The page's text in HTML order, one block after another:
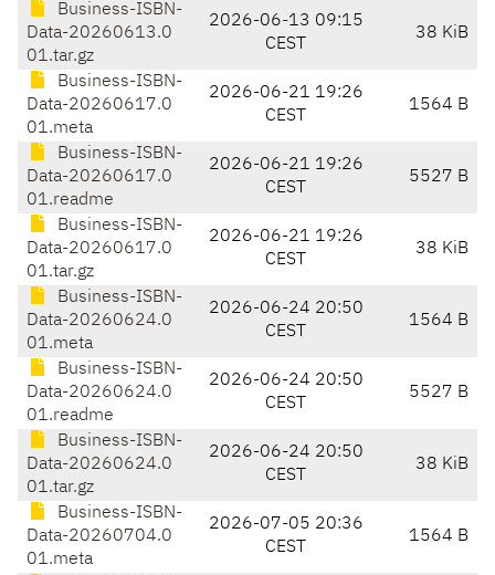
Business-ISBN-
Data-20260613.0
01.tar.gz
2026-06-13 09:15
CEST
38 KiB
Business-ISBN-
Data-20260617.0
01.meta
2026-06-21 19:26
CEST
1564 B
Business-ISBN-
Data-20260617.0
01.readme
2026-06-21 19:26
CEST
5527 B
Business-ISBN-
Data-20260617.0
01.tar.gz
2026-06-21 19:26
CEST
38 KiB
Business-ISBN-
Data-20260624.0
01.meta
2026-06-24 20:50
CEST
1564 B
Business-ISBN-
Data-20260624.0
01.readme
2026-06-24 20:50
CEST
5527 B
Business-ISBN-
Data-20260624.0
01.tar.gz
2026-06-24 20:50
CEST
38 KiB
Business-ISBN-
Data-20260704.0
01.meta
2026-07-05 20:36
CEST
1564 B